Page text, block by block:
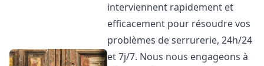
interviennent rapidement et
efficacement pour résoudre vos
problèmes de serrurerie, 24h/24
et 7j/7. Nous nous engageons à